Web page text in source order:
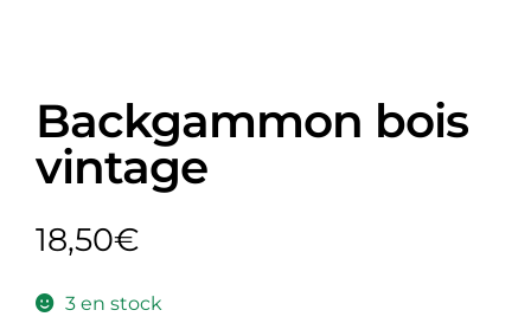
Backgammon bois
vintage
18,50€
3 en stock